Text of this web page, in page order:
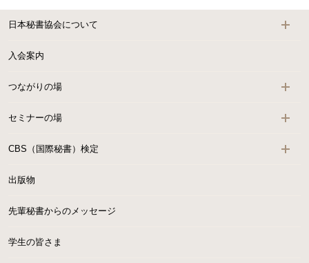
日本秘書協会について
入会案内
つながりの場
セミナーの場
CBS（国際秘書）検定
出版物
先輩秘書からのメッセージ
学生の皆さま